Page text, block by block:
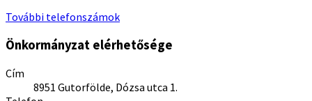
További telefonszámok
Önkormányzat elérhetősége
Cím
8951 Gutorfölde, Dózsa utca 1.